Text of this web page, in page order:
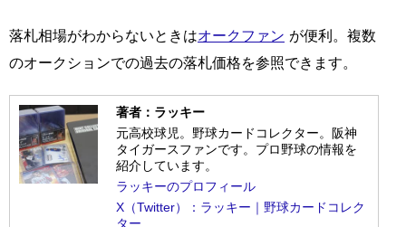
落札相場がわからないときはオークファン が便利。複数
のオークションでの過去の落札価格を参照できます。
著者：ラッキー
元高校球児。野球カードコレクター。阪神
タイガースファンです。プロ野球の情報を
紹介しています。
ラッキーのプロフィール
X（Twitter）：ラッキー｜野球カードコレク
ター